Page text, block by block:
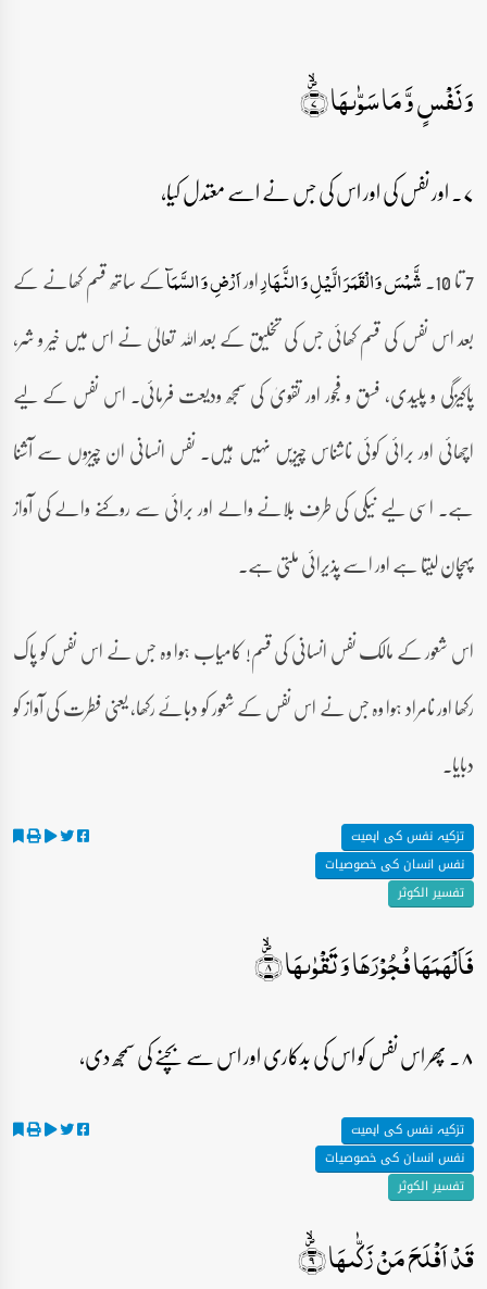
وَ نَفۡسٍ وَّ مَا سَوّٰىہَا ۪ۙ﴿۷﴾
۷۔ اور نفس کی اور اس کی جس نے اسے معتدل کیا،
7 تا 10۔ شَّمۡسَ وَ الۡقَمَرَ الَّیۡلِ وَ النَّہَارِاوراَرۡضِ وَ السَّمَآکے ساتھ قسم کھانے کے
بعد اس نفس کی قسم کھائی جس کی تخلیق کے بعد اللہ تعالیٰ نے اس میں خیر و شر،
پاکیزگی و پلیدی، فسق و فجور اور تقویٰ کی سمجھ ودیعت فرمائی۔ اس نفس کے لیے
اچھائی اور برائی کوئی ناشناس چیزیں نہیں ہیں۔ نفس انسانی ان چیزوں سے آشنا
ہے۔ اسی لیے نیکی کی طرف بلانے والے اور برائی سے روکنے والے کی آواز
پہچان لیتا ہے اور اسے پذیرائی ملتی ہے۔
اس شعور کے مالک نفس انسانی کی قسم! کامیاب ہوا وہ جس نے اس نفس کو پاک
رکھا اور نامراد ہوا وہ جس نے اس نفس کے شعور کو دبائے رکھا، یعنی فطرت کی آواز کو
دبایا۔
تزکیہ نفس کی اہمیت
نفس انسان کی خصوصیات
تفسیر الکوثر
فَاَلۡہَمَہَا فُجُوۡرَہَا وَ تَقۡوٰىہَا ۪ۙ﴿۸﴾
۸۔ پھر اس نفس کو اس کی بدکاری اور اس سے بچنے کی سمجھ دی،
تزکیہ نفس کی اہمیت
نفس انسان کی خصوصیات
تفسیر الکوثر
قَدۡ اَفۡلَحَ مَنۡ زَکّٰىہَا ۪ۙ﴿۹﴾